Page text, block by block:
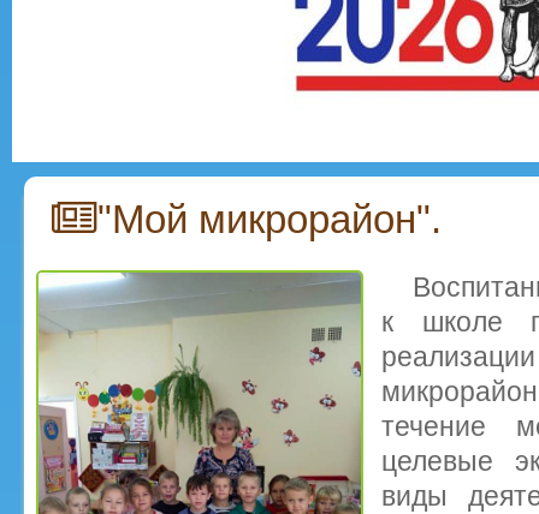
"Мой микрорайон".
к школе
течение
целевые
виды